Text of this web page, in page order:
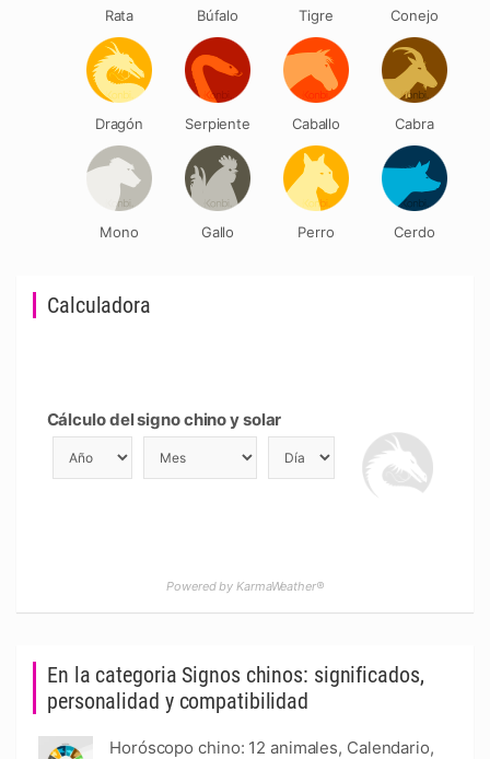
En la categoria Signos chinos: significados,
personalidad y compatibilidad
Horóscopo chino: 12 animales, Calendario,
Calculadora
Cálculo del signo chino y solar
Powered by KarmaWeather®
Rata Búfalo Tigre Conejo
Dragón Serpiente Caballo Cabra
Mono Gallo Perro Cerdo